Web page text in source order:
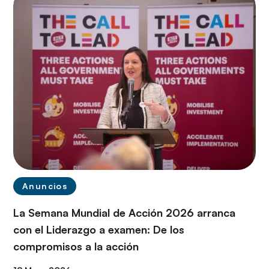
Anuncios
La Semana Mundial de Acción 2026 arranca
con el Liderazgo a examen: De los
compromisos a la acción